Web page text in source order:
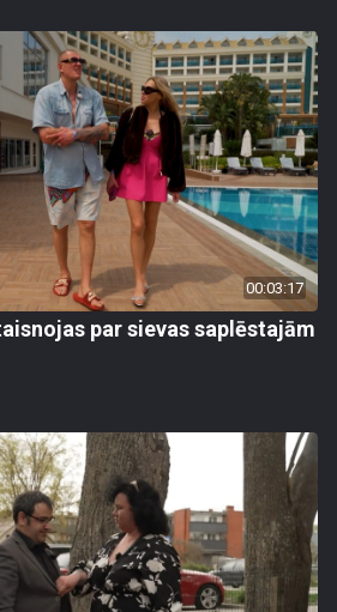
00:03:17
par sievas saplēstajām